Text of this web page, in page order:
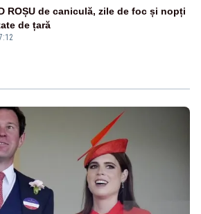
ROȘU de caniculă, zile de foc și nopți
de țară